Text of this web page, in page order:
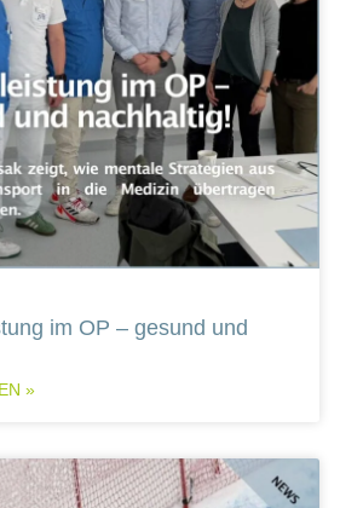
im OP – gesund und
»